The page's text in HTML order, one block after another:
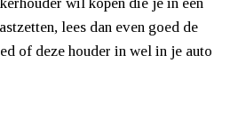
lees dan even goed de
of deze houder in wel in je auto